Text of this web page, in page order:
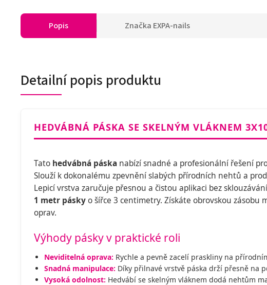
Popis Značka EXPA-nails
Detailní popis produktu
HEDVÁBNÁ PÁSKA SE SKELNÝM VLÁKNEM
Tato hedvábná páska nabízí snadné a profesionální řešení
Slouží k dokonalému zpevnění slabých přírodních nehtů a
Lepicí vrstva zaručuje přesnou a čistou aplikaci bez
1 metr páskyo šířce 3 centimetry. Získáte obrovskou zásobu
oprav.
Výhody pásky v praktické roli
Neviditelná oprava: Rychle a pevně zacelí praskliny na
Snadná manipulace: Díky přilnavé vrstvě páska drží přesně na
Vysoká odolnost: Hedvábí se skelným vláknem dodá nehtům